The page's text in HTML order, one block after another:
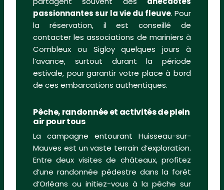
passionnantes sur la vie du fleuve. Pour
la réservation, il est conseillé de
contacter les associations de mariniers à
Combleux ou Sigloy quelques jours à
l’avance, surtout durant la période
estivale, pour garantir votre place à bord
de ces embarcations authentiques.
Pêche, randonnée et activités de plein
air pour tous
La campagne entourant Huisseau-sur-
Mauves est un vaste terrain d’exploration.
Entre deux visites de châteaux, profitez
d’une randonnée pédestre dans la forêt
d’Orléans ou initiez-vous à la pêche sur